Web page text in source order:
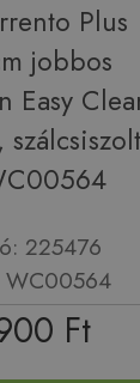
Plus
jobbos
Easy
szálcsiszolt
225476
WC00564
Ft